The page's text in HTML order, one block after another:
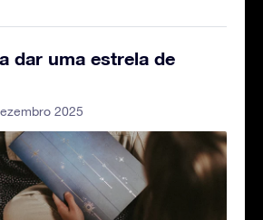
dar uma estrela de
2025